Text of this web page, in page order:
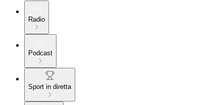
Radio
Podcast
Sport in diretta